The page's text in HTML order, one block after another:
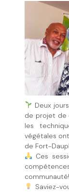
Deux
de projet de
les
végétales
de Fort-
Ces
communauté!
Saviez-